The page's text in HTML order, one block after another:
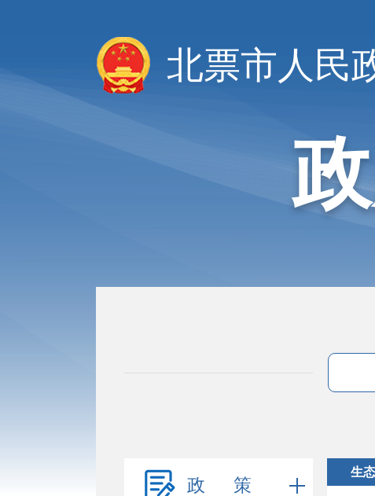
北票市人民
政 策
生